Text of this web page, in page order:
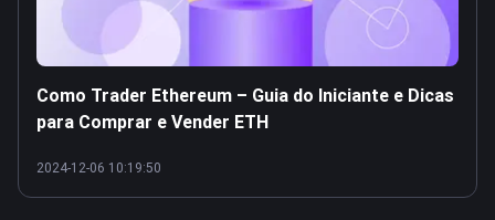
Como Trader Ethereum – Guia do Iniciante e Dicas
para Comprar e Vender ETH
2024-12-06 10:19:50